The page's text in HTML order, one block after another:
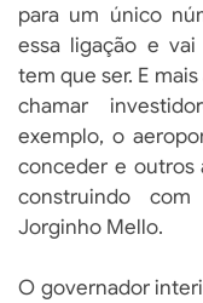
para um único
essa ligação e
tem que ser. E
chamar
exemplo, o
conceder e outros
construindo
Jorginho Mello.
O governador